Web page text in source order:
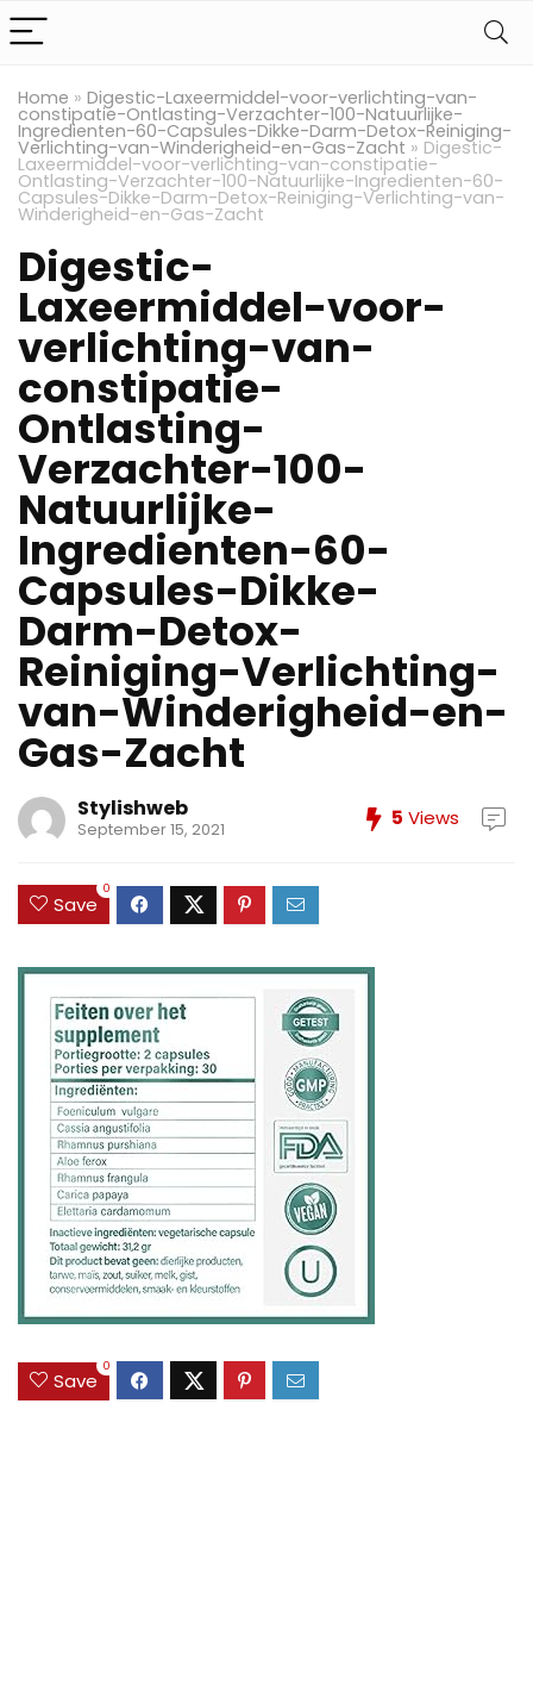
Home » Digestic-Laxeermiddel-voor-verlichting-van-
constipatie-Ontlasting-Verzachter-100-Natuurlijke-
Ingredienten-60-Capsules-Dikke-Darm-Detox-Reiniging-
Verlichting-van-Winderigheid-en-Gas-Zacht » Digestic-
Laxeermiddel-voor-verlichting-van-constipatie-
Ontlasting-Verzachter-100-Natuurlijke-Ingredienten-60-
Capsules-Dikke-Darm-Detox-Reiniging-Verlichting-van-
Winderigheid-en-Gas-Zacht
Digestic-
Laxeermiddel-voor-
verlichting-van-
constipatie-
Ontlasting-
Verzachter-100-
Natuurlijke-
Ingredienten-60-
Capsules-Dikke-
Darm-Detox-
Reiniging-Verlichting-
van-Winderigheid-en-
Gas-Zacht
Stylishweb
September 15, 2021 5 Views
Save
0
Save
0